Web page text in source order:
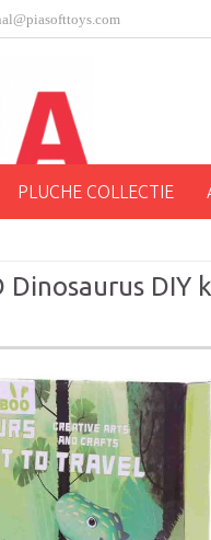
PLUCHE COLLECTIE
DIY